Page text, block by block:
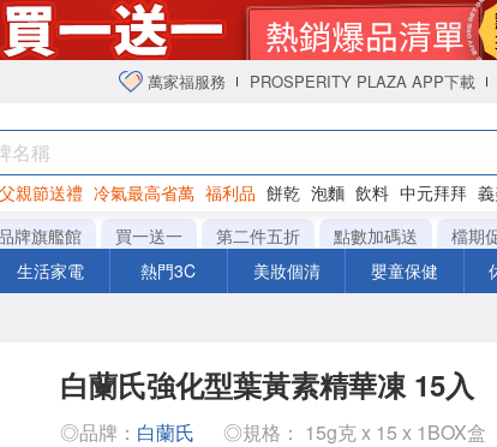
萬家福服務 PROSPERITY PLAZA APP下載
父親節送禮 冷氣最高省萬 福利品 餅乾 泡麵 飲料 中元拜拜
牌旗艦館 買一送一 第二件五折 點數加碼送
檔期
生活家電 熱門3C 美妝個清 嬰童保健
白蘭氏強化型葉黃素精華凍 15入
◎品牌： 白蘭氏
◎規格： 15g克 x 15 x 1BOX盒